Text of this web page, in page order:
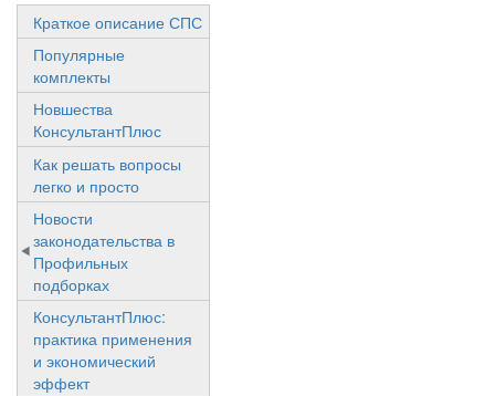
Краткое описание СПС
Популярные
комплекты
Новшества
КонсультантПлюс
Как решать вопросы
легко и просто
Новости
законодательства в
Профильных
подборках
КонсультантПлюс:
практика применения
и экономический
эффект